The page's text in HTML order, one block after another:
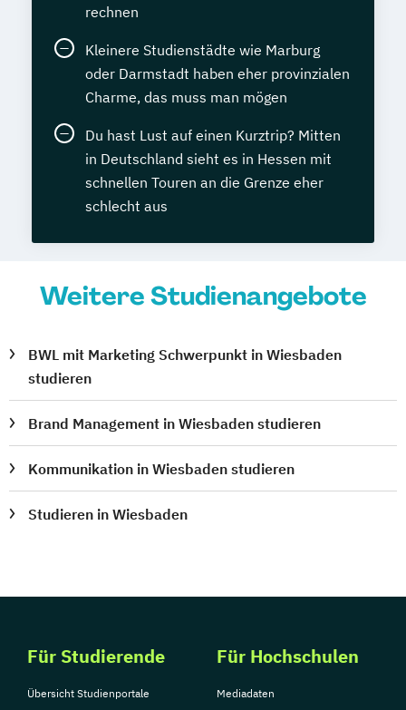
rechnen
Kleinere Studienstädte wie Marburg
oder Darmstadt haben eher provinzialen
Charme, das muss man mögen
Du hast Lust auf einen Kurztrip? Mitten
in Deutschland sieht es in Hessen mit
schnellen Touren an die Grenze eher
schlecht aus
Weitere Studienangebote
BWL mit Marketing Schwerpunkt in Wiesbaden
studieren
Brand Management in Wiesbaden studieren
Kommunikation in Wiesbaden studieren
Studieren in Wiesbaden
Für Studierende
Übersicht Studienportale
Für Hochschulen
Mediadaten